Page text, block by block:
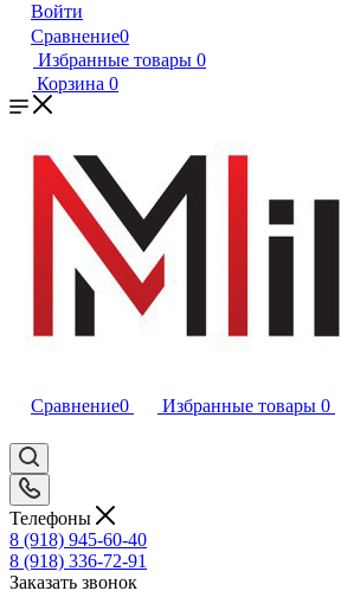
Войти
Сравнение0
Избранные товары 0
Корзина 0
Сравнение0 Избранные товары 0
Телефоны
8 (918) 945-60-40
8 (918) 336-72-91
Заказать звонок